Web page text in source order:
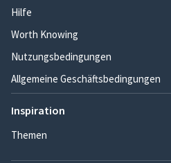
Hilfe
Worth Knowing
Nutzungsbedingungen
Allgemeine Geschäftsbedingungen
Inspiration
Themen